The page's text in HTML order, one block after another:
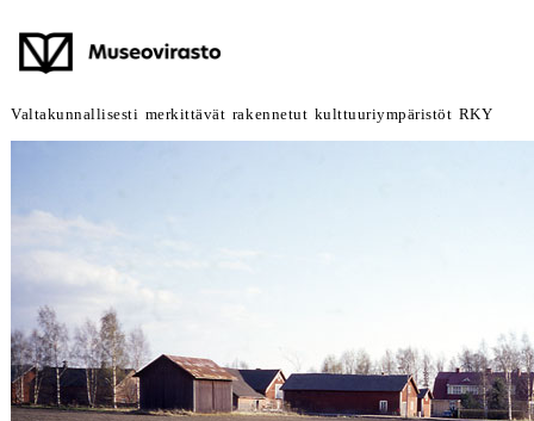
Valtakunnallisesti merkittävät rakennetut kulttuuriympäristöt RKY